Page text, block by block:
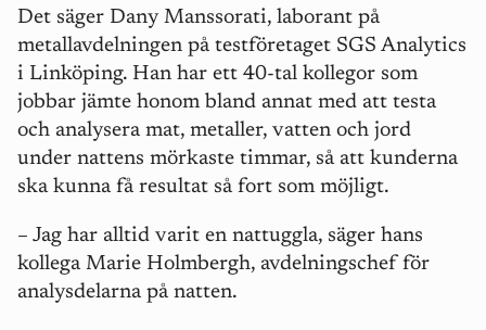
Det säger Dany Manssorati, laborant på
metallavdelningen på testföretaget SGS Analytics
i Linköping. Han har ett 40-tal kollegor som
jobbar jämte honom bland annat med att testa
och analysera mat, metaller, vatten och jord
under nattens mörkaste timmar, så att kunderna
ska kunna få resultat så fort som möjligt.
– Jag har alltid varit en nattuggla, säger hans
kollega Marie Holmbergh, avdelningschef för
analysdelarna på natten.